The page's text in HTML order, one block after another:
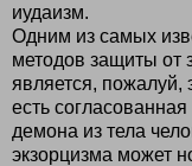
иудаизм.
Одним из самых
методов защиты от
является, пожалуй,
есть
демона из тела
экзорцизма может